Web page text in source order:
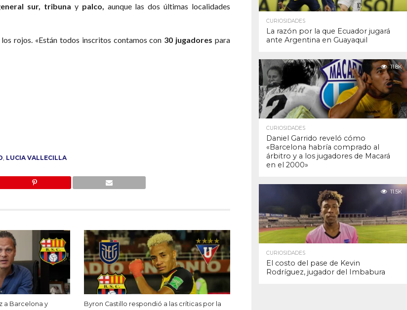
sur, tribuna y palco, aunque las dos últimas localidades
rojos. «Están todos inscritos contamos con 30 jugadores para
, LUCIA VALLECILLA
a Barcelona y
Byron Castillo respondió a las críticas por la
CURIOSIDADES
La razón por la que Ecuador jugará
ante Argentina en Guayaquil
11.8K
CURIOSIDADES
Daniel Garrido reveló cómo
«Barcelona habría comprado al
árbitro y a los jugadores de Macará
en el 2000»
11.5K
CURIOSIDADES
El costo del pase de Kevin
Rodríguez, jugador del Imbabura